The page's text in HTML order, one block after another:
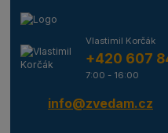
Vlastimil Korčák
+420 607
7:00 - 16:00
info@zvedam.cz